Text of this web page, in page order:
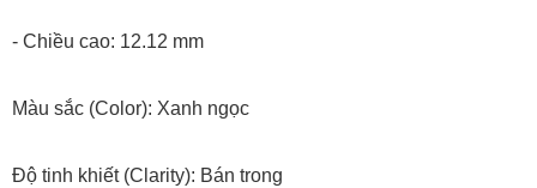
- Chiều cao: 12.12 mm
Màu sắc (Color): Xanh ngọc
Độ tinh khiết (Clarity): Bán trong